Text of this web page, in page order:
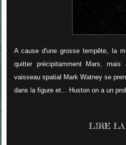
A cause d'une grosse tempête, la
quitter précipitamment Mars,
vaisseau spatial Mark Watney se
dans la figure et... Huston on a un
LIRE